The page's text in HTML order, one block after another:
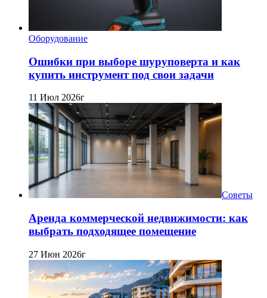
Оборудование
Ошибки при выборе шуруповерта и как
купить инструмент под свои задачи
11 Июл 2026г
Советы
Аренда коммерческой недвижимости: как
выбрать подходящее помещение
27 Июн 2026г